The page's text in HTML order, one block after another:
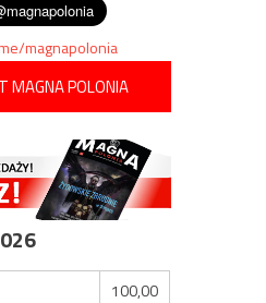
magnapolonia
MAGNA POLONIA
100,00